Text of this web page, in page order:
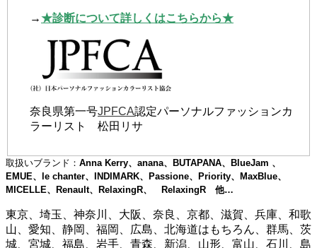
→★診断について詳しくはこちらから★
奈良県第一号JPFCA認定パーソナルファッションカ
ラーリスト 松田リサ
取扱いブランド： Anna Kerry、anana、BUTAPANA、BlueJam 、
EMUE、le chanter、INDIMARK、Passione、Priority、MaxBlue、
MICELLE、Renault、RelaxingR、 RelaxingR 他…
東京、埼玉、神奈川、大阪、奈良、京都、滋賀、兵庫、和歌
山、愛知、静岡、福岡、広島、北海道はもちろん、群馬、茨
城、宮城、福島、岩手、青森、新潟、山形、富山、石川、島